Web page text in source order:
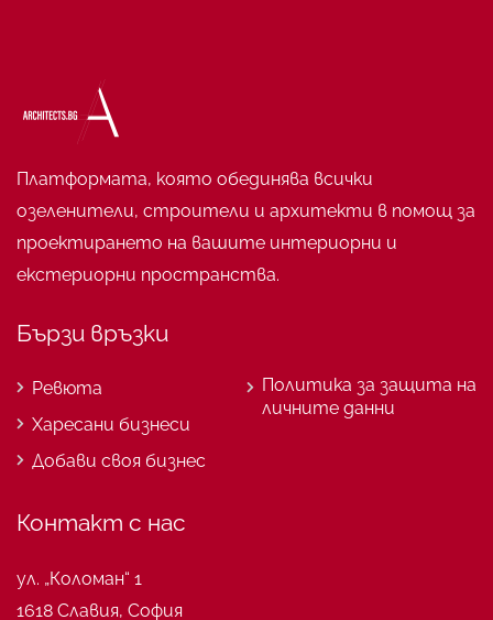
Платформата, която обединява всички
озеленители, строители и архитекти в помощ за
проектирането на вашите интериорни и
екстериорни пространства.
Бързи връзки
Ревюта
Харесани бизнеси
Добави своя бизнес
Политика за защита на
личните данни
Контакт с нас
ул. „Коломан“ 1
1618 Славия, София